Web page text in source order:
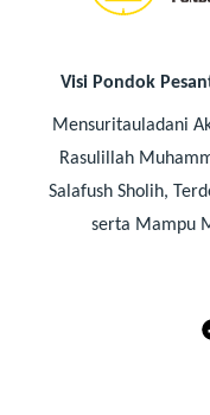
Visi Pondok
Mensuritauladani
Rasulillah
Salafush Sholih,
serta Mampu